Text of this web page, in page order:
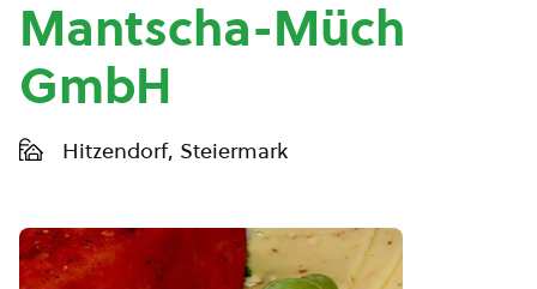
Mantscha-Müch
GmbH
Hitzendorf, Steiermark